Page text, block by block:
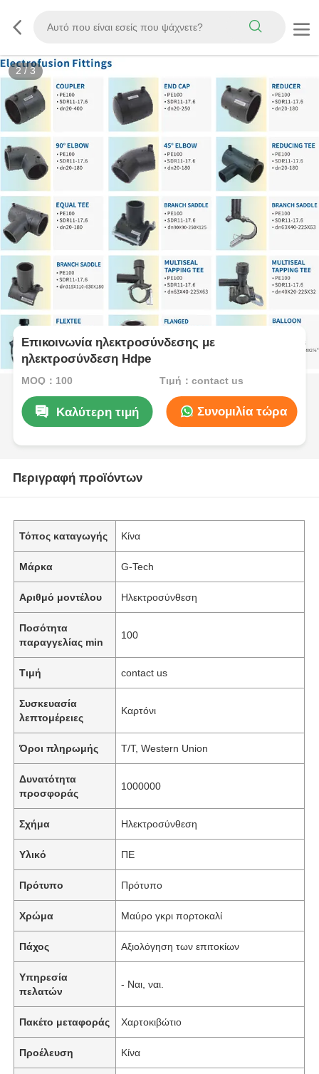
2/3
Επικοινωνία ηλεκτροσύνδεσης με
ηλεκτροσύνδεση Hdpe
MOQ：100 Τιμή：contact us
Καλύτερη τιμή Συνομιλία τώρα
Περιγραφή προϊόντων
Τόπος καταγωγής Κίνα
Μάρκα G-Tech
Αριθμό μοντέλου Ηλεκτροσύνθεση
Ποσότητα
παραγγελίας min
100
Τιμή contact us
Συσκευασία
λεπτομέρειες
Καρτόνι
Όροι πληρωμής T/T, Western Union
Δυνατότητα
προσφοράς
1000000
Σχήμα Ηλεκτροσύνθεση
Υλικό ΠΕ
Πρότυπο Πρότυπο
Χρώμα Μαύρο γκρι πορτοκαλί
Πάχος Αξιολόγηση των επιτοκίων
Υπηρεσία
πελατών
- Ναι, ναι.
Πακέτο μεταφοράς Χαρτοκιβώτιο
Προέλευση Κίνα